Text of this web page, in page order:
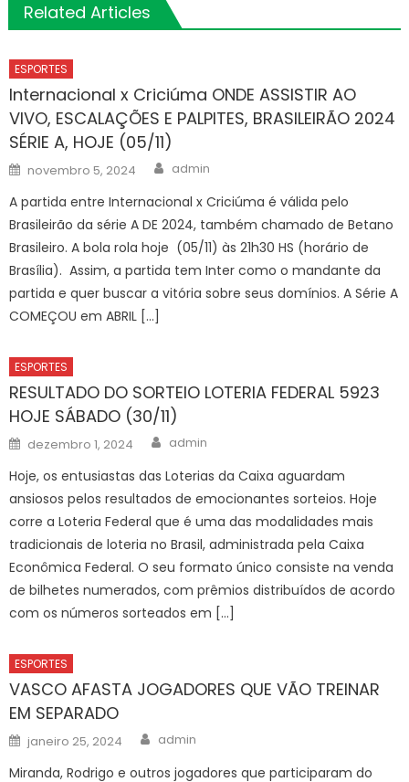
Related Articles
ESPORTES
Internacional x Criciúma ONDE ASSISTIR AO
VIVO, ESCALAÇÕES E PALPITES, BRASILEIRÃO 2024
SÉRIE A, HOJE (05/11)
Posted
on
novembro 5, 2024 Author
admin
A partida entre Internacional x Criciúma é válida pelo
Brasileirão da série A DE 2024, também chamado de Betano
Brasileiro. A bola rola hoje (05/11) às 21h30 HS (horário de
Brasília). Assim, a partida tem Inter como o mandante da
partida e quer buscar a vitória sobre seus domínios. A Série A
COMEÇOU em ABRIL […]
ESPORTES
RESULTADO DO SORTEIO LOTERIA FEDERAL 5923
HOJE SÁBADO (30/11)
Posted
on
dezembro 1, 2024 Author
admin
Hoje, os entusiastas das Loterias da Caixa aguardam
ansiosos pelos resultados de emocionantes sorteios. Hoje
corre a Loteria Federal que é uma das modalidades mais
tradicionais de loteria no Brasil, administrada pela Caixa
Econômica Federal. O seu formato único consiste na venda
de bilhetes numerados, com prêmios distribuídos de acordo
com os números sorteados em […]
ESPORTES
VASCO AFASTA JOGADORES QUE VÃO TREINAR
EM SEPARADO
Posted
on
janeiro 25, 2024 Author
admin
Miranda, Rodrigo e outros jogadores que participaram do